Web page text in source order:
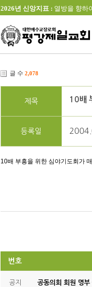
2026년 신앙지표 : 열방을 향하
글 수 2,078
제목 10배
등록일
10배 부흥을 위한 심야기도회가
번호
공지 공동의회 회원 명